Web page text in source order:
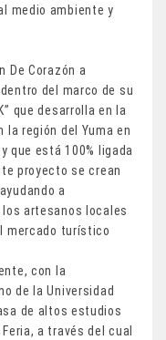
medio ambiente y
De Corazón a
del marco de su
que desarrolla en la
la región del Yuma en
que está 100% ligada
proyecto se crean
a
los artesanos locales
mercado turístico
con la
de la Universidad
de altos estudios
a través del cual